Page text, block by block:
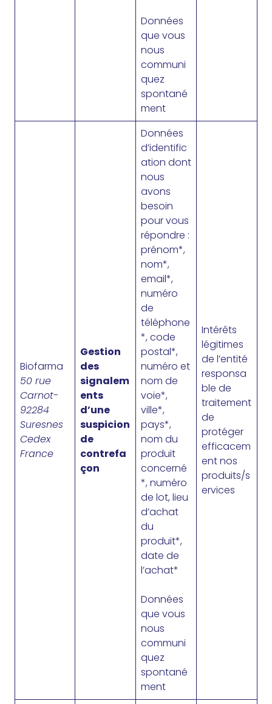
Données
que vous
nous
communi
quez
spontané
ment
Biofarma
50 rue
Carnot-
92284
Suresnes
Cedex
France
Gestion
des
signalem
ents
d’une
suspicion
de
contrefa
çon
Données
d’identific
ation dont
nous
avons
besoin
pour vous
répondre :
prénom*,
nom*,
email*,
numéro
de
téléphone
*, code
postal*,
numéro et
nom de
voie*,
ville*,
pays*,
nom du
produit
concerné
*, numéro
de lot, lieu
d’achat
du
produit*,
date de
l’achat*
Données
que vous
nous
communi
quez
spontané
ment
Intérêts
légitimes
de l’entité
responsa
ble de
traitement
de
protéger
efficacem
ent nos
produits/s
ervices